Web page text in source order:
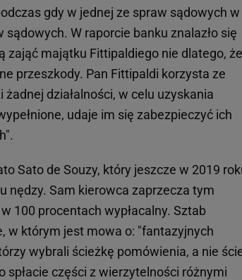
gdy w jednej ze spraw sądowych w
W raporcie banku znalazło się
zająć majątku Fittipaldiego nie dlatego, że
przeszkody. Pan Fittipaldi korzysta ze
działalności, w celu uzyskania
udaje im się zabezpieczyć ich
Sato de Souzy, który jeszcze w 2019
nędzy. Sam kierowca zaprzecza tym
100 procentach wypłacalny. Sztab
w którym jest mowa o: "fantazyjnych
wybrali ścieżkę pomówienia, a nie
spłacie części z wierzytelności różnymi